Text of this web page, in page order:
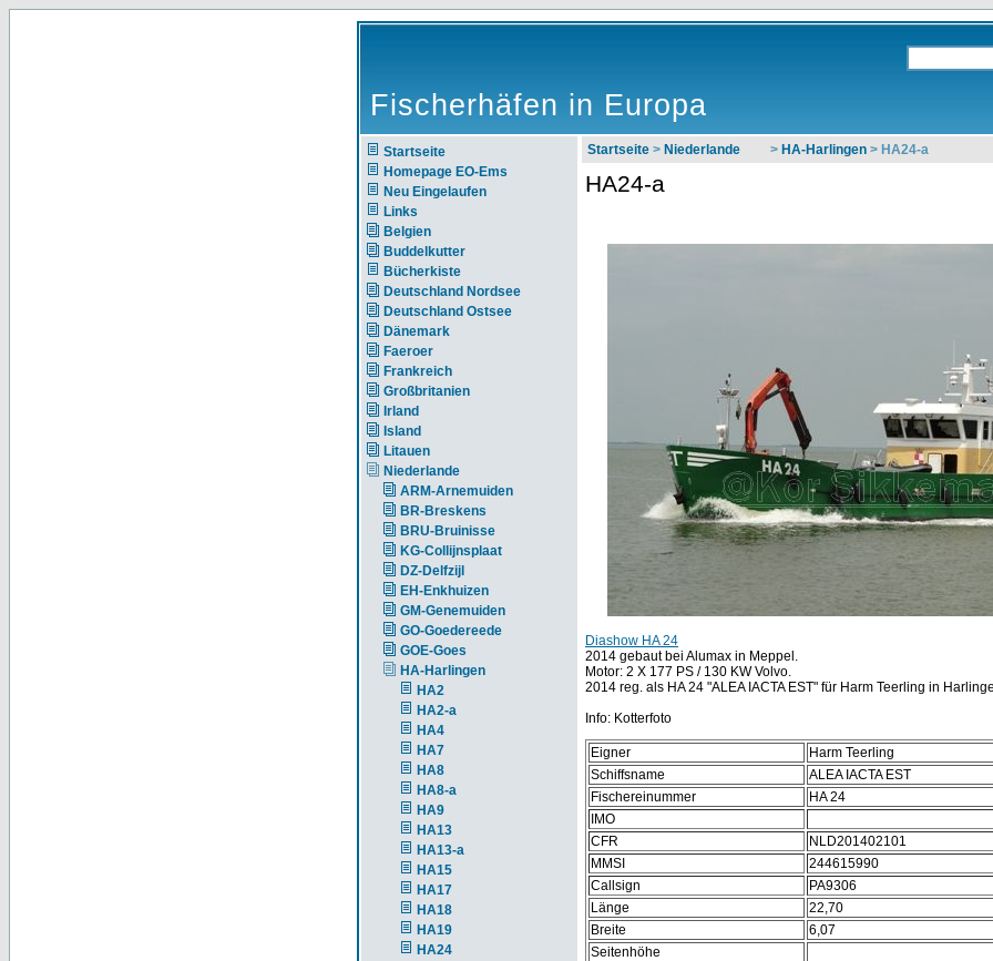
Fischerhäfen in Europa
Startseite
Homepage EO-Ems
Neu Eingelaufen
Links
Belgien
Buddelkutter
Bücherkiste
Deutschland Nordsee
Deutschland Ostsee
Dänemark
Faeroer
Frankreich
Großbritanien
Irland
Island
Litauen
Niederlande
ARM-Arnemuiden
BR-Breskens
BRU-Bruinisse
KG-Collijnsplaat
DZ-Delfzijl
EH-Enkhuizen
GM-Genemuiden
GO-Goedereede
GOE-Goes
HA-Harlingen
HA2
HA2-a
HA4
HA7
HA8
HA8-a
HA9
HA13
HA13-a
HA15
HA17
HA18
HA19
HA24
Startseite > Niederlande > HA-Harlingen > HA24-a
HA24-a
Diashow HA 24
2014 gebaut bei Alumax in Meppel.
Motor: 2 X 177 PS / 130 KW Volvo.
2014 reg. als HA 24 "ALEA IACTA EST" für Harm Teerling in
Info: Kotterfoto
Eigner
Harm Teerling
Schiffsname
ALEA IACTA EST
Fischereinummer
HA 24
IMO
CFR
NLD201402101
MMSI
244615990
Callsign
PA9306
Länge
22,70
Breite
6,07
Seitenhöhe